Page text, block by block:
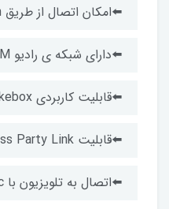
⬅️امکان اتصال از طریق Bluetooth
⬅️دارای شبکه ی رادیو FM و DAB+
⬅️قابلیت کاربردی Multi Jukebox
⬅️قابلیت Wireless Party Link
⬅️اتصال به تلویزیون با TV Sound Sync